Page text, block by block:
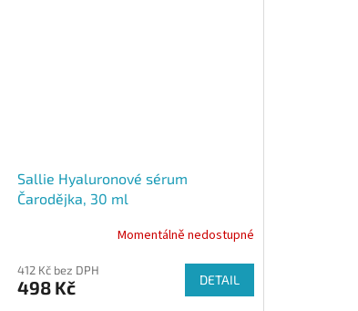
Sallie Hyaluronové sérum
Čarodějka, 30 ml
Momentálně nedostupné
412 Kč bez DPH
498 Kč DETAIL